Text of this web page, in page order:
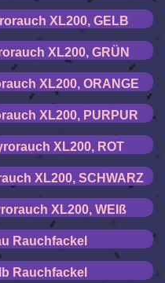
XL200, GELB
XL200, GRÜN
XL200, ORANGE
XL200, PURPUR
XL200, ROT
XL200, SCHWARZ
XL200, WEIß
Rauchfackel
Rauchfackel